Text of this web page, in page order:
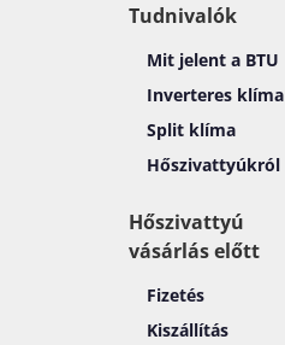
Tudnivalók
Mit jelent a BTU
Inverteres klíma
Split klíma
Hőszivattyúkról
Hőszivattyú
vásárlás előtt
Fizetés
Kiszállítás